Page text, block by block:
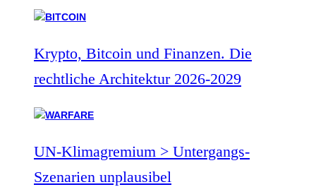
Krypto, Bitcoin und Finanzen. Die
rechtliche Architektur 2026-2029
UN-Klimagremium > Untergangs-
Szenarien unplausibel